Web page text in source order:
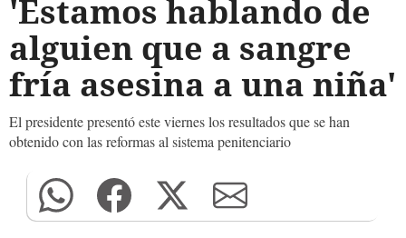
'Estamos hablando de
alguien que a sangre
fría asesina a una niña'
El presidente presentó este viernes los resultados que se han
obtenido con las reformas al sistema penitenciario